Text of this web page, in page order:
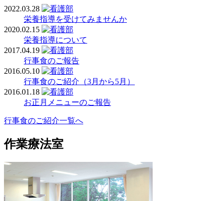
2022.03.28
栄養指導を受けてみませんか
2020.02.15
栄養指導について
2017.04.19
行事食のご報告
2016.05.10
行事食のご紹介（3月から5月）
2016.01.18
お正月メニューのご報告
行事食のご紹介一覧へ
作業療法室